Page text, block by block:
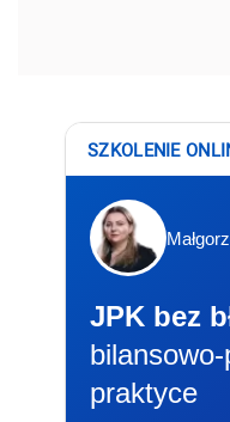
SZKOLENIE
JPK bez
praktyce